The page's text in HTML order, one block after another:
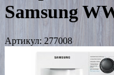
Samsung
Артикул: 277008